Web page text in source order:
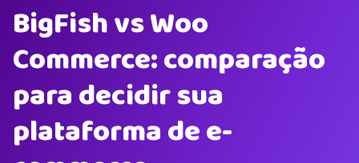
BigFish vs Woo
Commerce: comparação
para decidir sua
plataforma de e-